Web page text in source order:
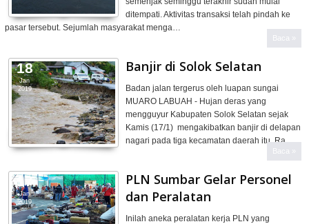
ditempati. Aktivitas transaksi telah pindah ke
pasar tersebut. Sejumlah masyarakat menga…
Baca »
Banjir di Solok Selatan
Badan jalan tergerus oleh luapan sungai
MUARO LABUAH - Hujan deras yang
mengguyur Kabupaten Solok Selatan sejak
Kamis (17/1) mengakibatkan banjir di delapan
nagari pada tiga kecamatan daerah itu. Ra…
Baca »
18
Jan
2019
PLN Sumbar Gelar Personel
dan Peralatan
Inilah aneka peralatan kerja PLN yang
17
Jan
2019